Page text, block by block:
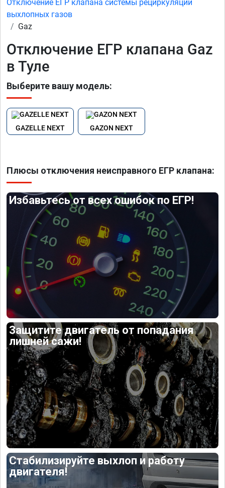
Отключение ЕГР клапана системы рециркуляции
выхлопных газов
Gaz
Отключение ЕГР клапана Gaz
в Туле
Выберите вашу модель:
GAZELLE NEXT GAZON NEXT
Плюсы отключения неисправного ЕГР клапана:
Избавьтесь от всех ошибок по ЕГР!
Защитите двигатель от попадания
лишней сажи!
Стабилизируйте выхлоп и работу
двигателя!